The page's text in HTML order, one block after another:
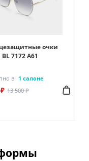
очки
7172 A61
в 1 салоне
13 500 ₽